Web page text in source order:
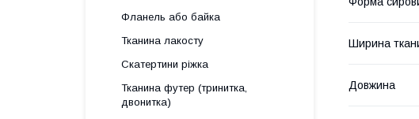
Ширина
Довжина
Фланель або байка
Тканина лакосту
Скатертини ріжка
Тканина футер (тринитка,
двонитка)